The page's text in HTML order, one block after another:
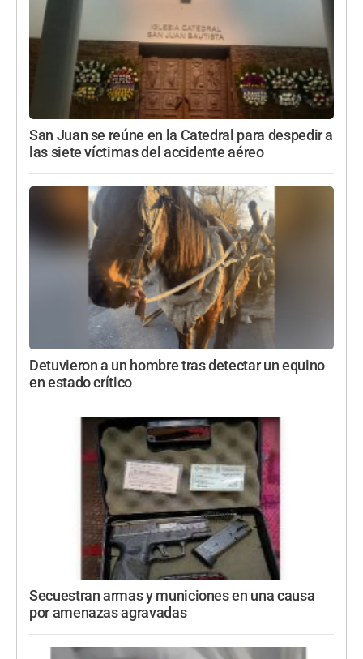
San Juan se reúne en la Catedral para despedir a
las siete víctimas del accidente aéreo
Detuvieron a un hombre tras detectar un equino
en estado crítico
Secuestran armas y municiones en una causa
por amenazas agravadas